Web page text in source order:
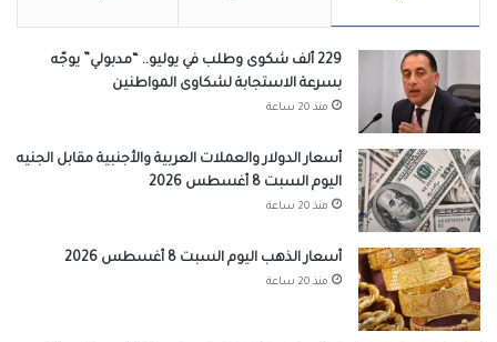
229 ألف شكوى وطلب في يوليو.. “مدبولي” يوجّه
بسرعة الاستجابة لشكاوى المواطنين
منذ 20 ساعة
أسعار الدولار والعملات العربية والأجنبية مقابل الجنيه
اليوم السبت 8 أغسطس 2026
منذ 20 ساعة
أسعار الذهب اليوم السبت 8 أغسطس 2026
منذ 20 ساعة